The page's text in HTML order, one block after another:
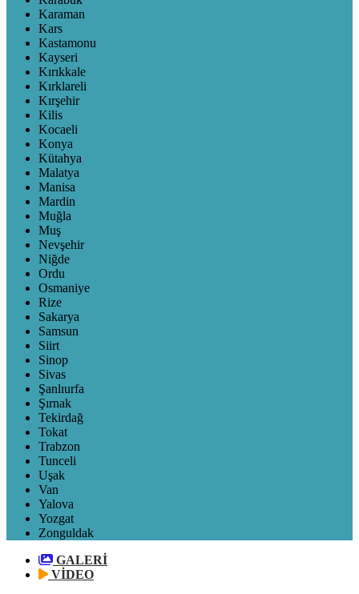
Karaman
Kars
Kastamonu
Kayseri
Kırıkkale
Kırklareli
Kırşehir
Kilis
Kocaeli
Konya
Kütahya
Malatya
Manisa
Mardin
Muğla
Muş
Nevşehir
Niğde
Ordu
Osmaniye
Rize
Sakarya
Samsun
Siirt
Sinop
Sivas
Şanlıurfa
Şırnak
Tekirdağ
Tokat
Trabzon
Tunceli
Uşak
Van
Yalova
Yozgat
Zonguldak
GALERİ
VİDEO